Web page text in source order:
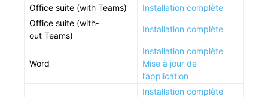
Office suite (with Teams)
Instal­la­tion complète
Office suite (with­
out Teams)
Instal­la­tion complète
Word
Instal­la­tion complète
Mise à jour de
l’application
Instal­la­tion complète